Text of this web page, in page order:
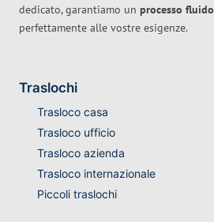
dedicato, garantiamo un processo fluido
perfettamente alle vostre esigenze.
Traslochi
Trasloco casa
Trasloco ufficio
Trasloco azienda
Trasloco internazionale
Piccoli traslochi